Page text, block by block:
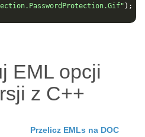
);
EML opcji
z C++
Przelicz EMLs na DOC